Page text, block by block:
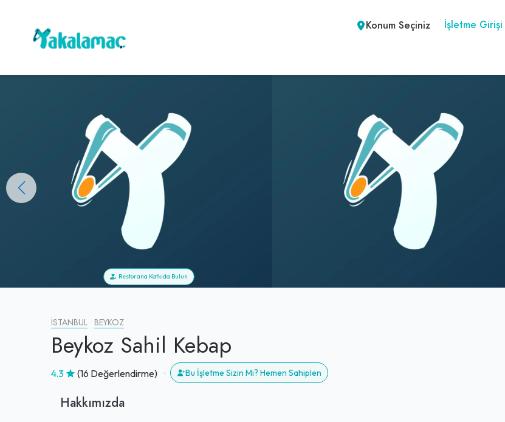
Konum Seçiniz İşletme Girişi
Restorana Katkıda Bulun
İSTANBUL BEYKOZ
Beykoz Sahil Kebap
4.3 (16 Değerlendirme) Bu İşletme Sizin Mi? Hemen Sahiplen
Hakkımızda